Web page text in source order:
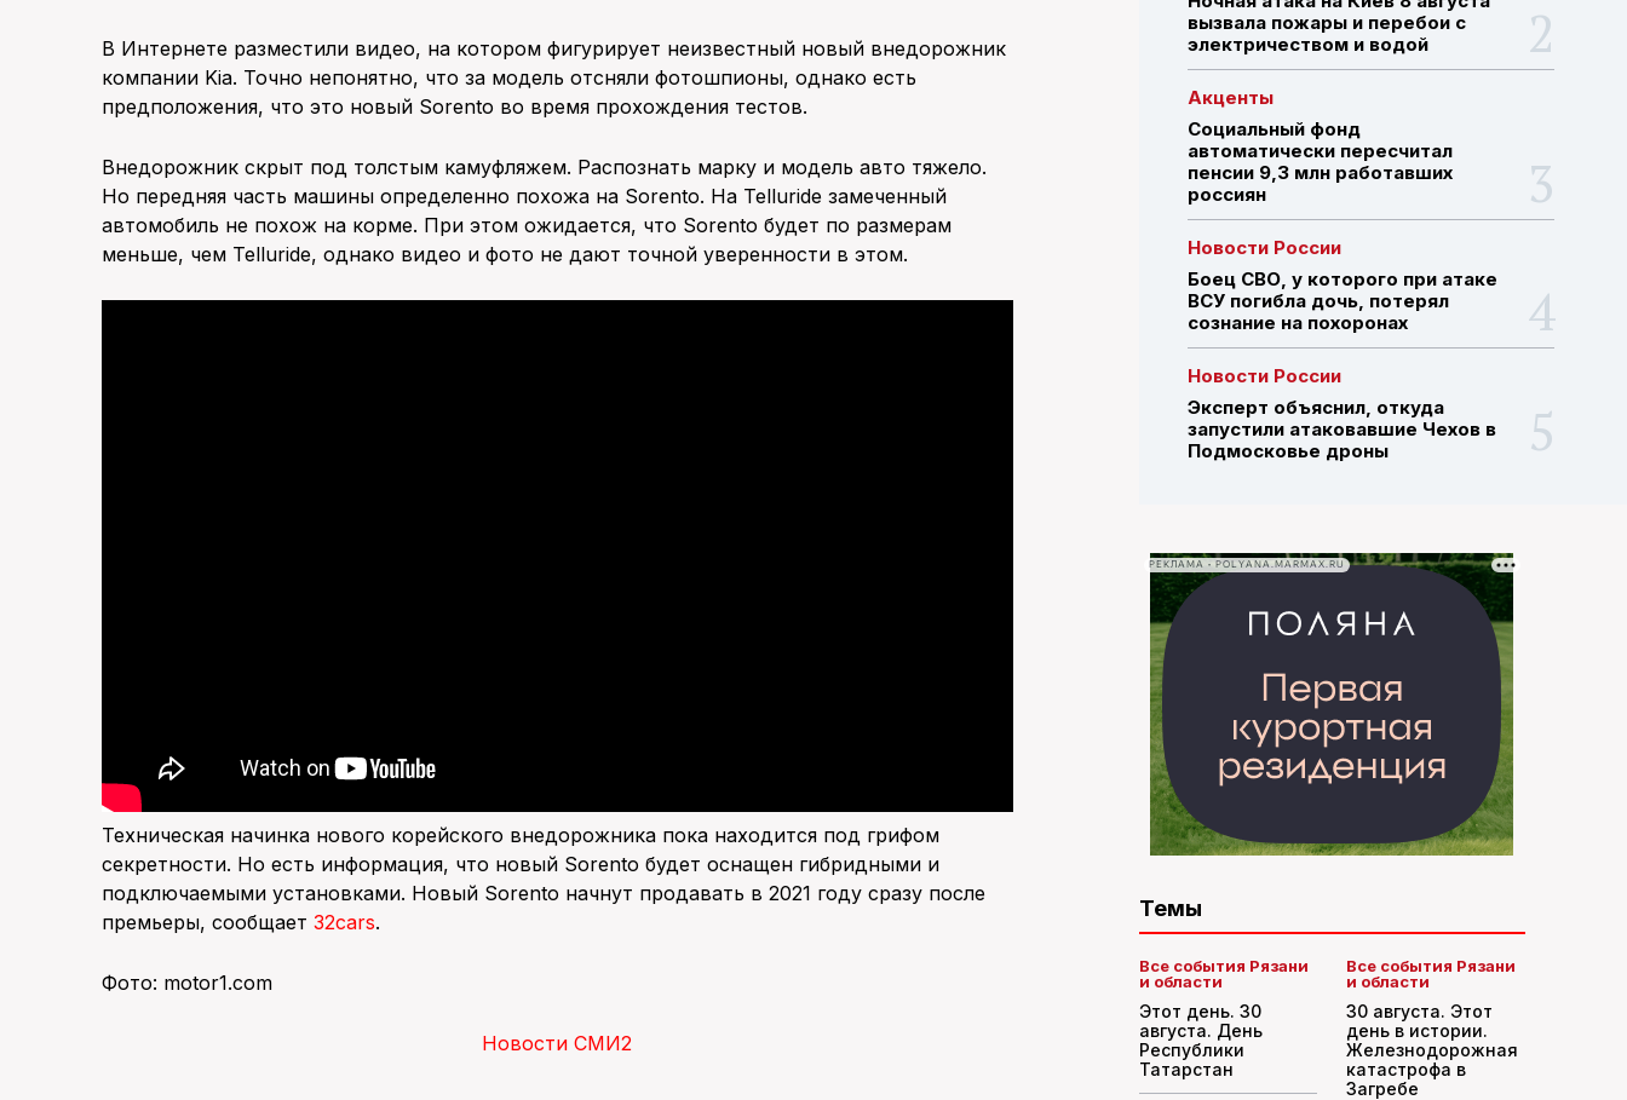
ПОИСК ПО САЙТУ
В Интернете разместили видео, на котором фигурирует неизвестный новый внедорожник
компании Kia. Точно непонятно, что за модель отсняли фотошпионы, однако есть
предположения, что это новый Sorento во время прохождения тестов.
Внедорожник скрыт под толстым камуфляжем. Распознать марку и модель авто тяжело.
Но передняя часть машины определенно похожа на Sorento. На Telluride замеченный
автомобиль не похож на корме. При этом ожидается, что Sorento будет по размерам
меньше, чем Telluride, однако видео и фото не дают точной уверенности в этом.
Техническая начинка нового корейского внедорожника пока находится под грифом
секретности. Но есть информация, что новый Sorento будет оснащен гибридными и
подключаемыми установками. Новый Sorento начнут продавать в 2021 году сразу после
премьеры, сообщает 32cars.
Фото: motor1.com
Новости СМИ2
вызвала пожары и перебои с
электричеством и водой
Акценты
Социальный фонд
автоматически пересчитал
пенсии 9,3 млн работавших
россиян
Новости России
Боец СВО, у которого при атаке
ВСУ погибла дочь, потерял
сознание на похоронах
Новости России
Эксперт объяснил, откуда
запустили атаковавшие Чехов в
Подмосковье дроны
РЕКЛАМА • POLYANA.MARMAX.RU
Темы
Все события Рязани
и области
Этот день. 30
августа. День
Республики
Татарстан
Все события Рязани
и области
30 августа. Этот
день в истории.
Железнодорожная
катастрофа в
Загребе